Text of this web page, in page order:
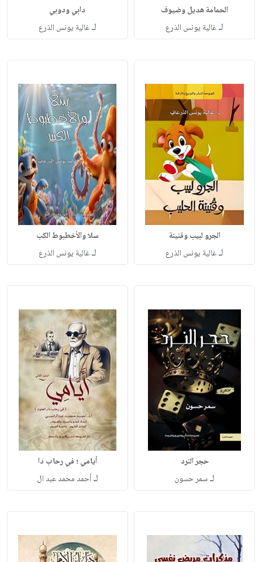
الحمامة هديل وضيوف
لـغالية يونس الذرع
دابي ودوبي
لـغالية يونس الذرع
الجرو لبيب وقنينة
لـغالية يونس الذرع
سلا والأخطبوط الكب
لـغالية يونس الذرع
حجر النرد
لـسمر حسون
أيامي ؛ في رحاب دا
لـأحمد محمد عبد ال